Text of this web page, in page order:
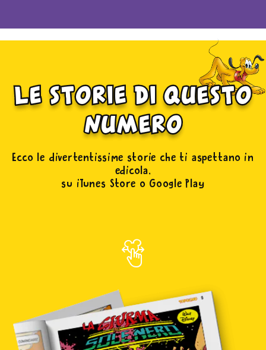
le storie di questo
numero
Ecco le divertentissime storie che ti aspettano in
edicola,
su iTunes Store o Google Play